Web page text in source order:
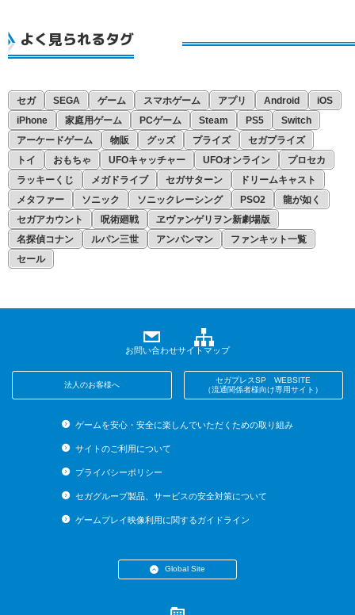
2月
3月
1月
4月
2月
1月
4月
よく見られるタグ
セガ SEGA ゲーム スマホゲーム アプリ Android
iOS
iPhone
家庭用ゲーム PCゲーム Steam PS5
Switch
アーケードゲーム
物販 グッズ プライズ
セガプライズ
トイ
おもちゃ UFOキャッチャー UFOオンライン
プロセカ
ラッキーくじ
メガドライブ セガサターン
ドリームキャスト
メタファー
ソニック ソニックレーシング PSO2
龍が如く
セガアカウント
呪術廻戦
ヱヴァンゲリヲン新劇場版
名探偵コナン
ルパン三世 アンパンマン
ファンキット一覧
セール
お問い合わせサイトマップ
法人のお客様へ
セガプレスSP WEBSITE
（流通関係者様向け専用サイト）
ゲームを安心・安全に楽しんでいただくための取り組み
サイトのご利用について
プライバシーポリシー
セガグループ製品、サービスの安全対策について
ゲームプレイ映像利用に関するガイドライン
Global Site
・English (US)